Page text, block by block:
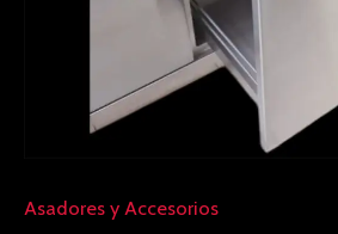
Asadores y Accesorios